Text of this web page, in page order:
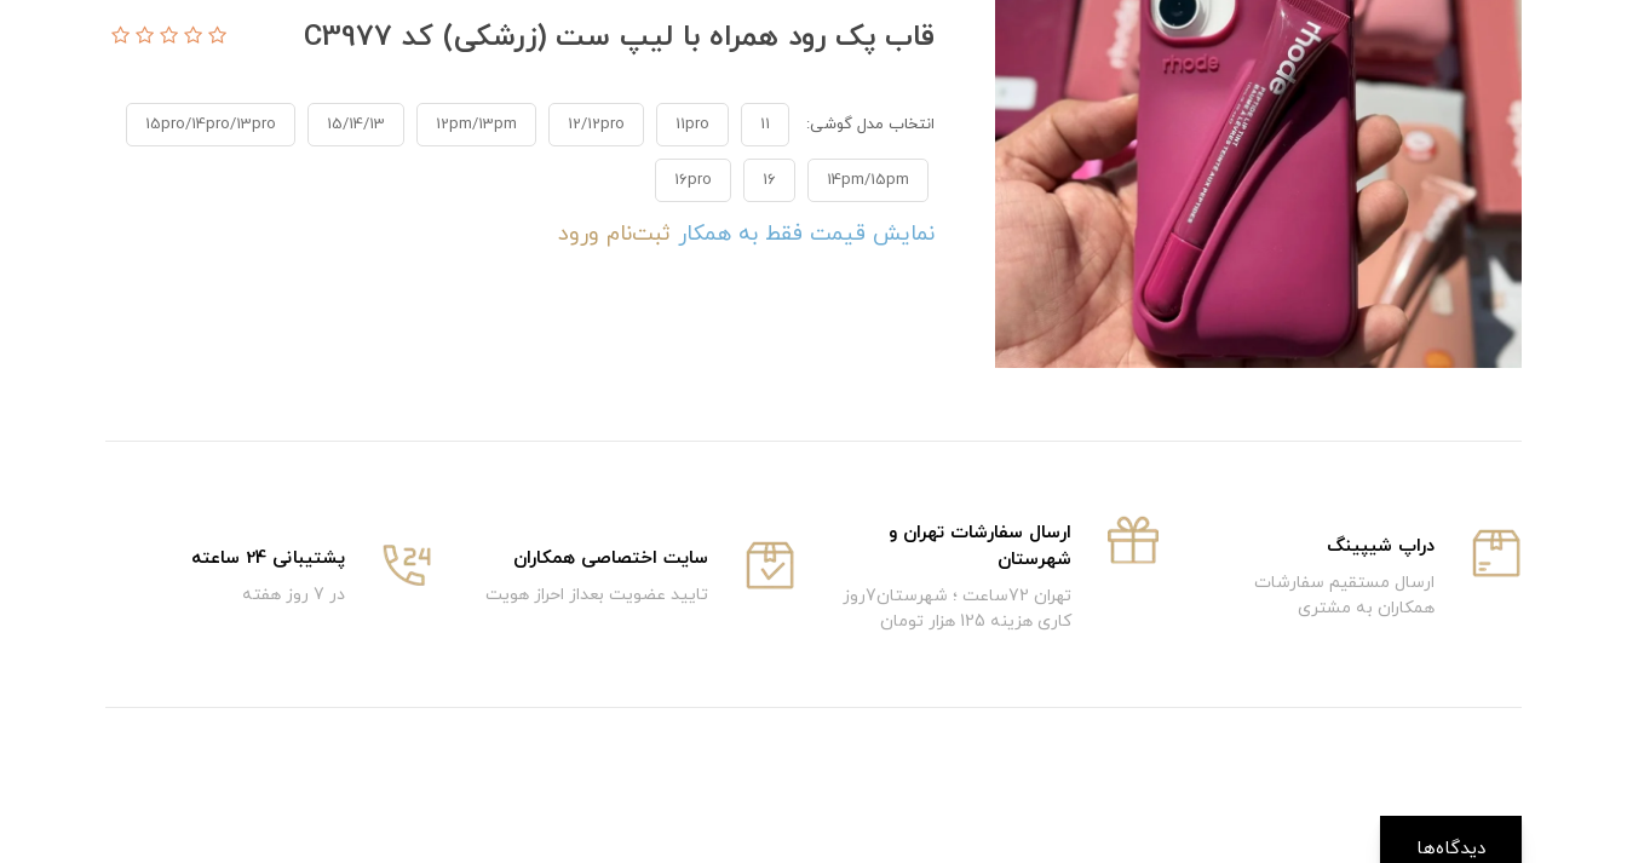
قاب پک رود همراه با لیپ ست (زرشکی) کد C3977
انتخاب مدل گوشی: 11
11pro
12/12pro
12pm/13pm
15/14/13
15pro/14pro/13pro
14pm/15pm
16
16pro
نمایش قیمت فقط به همکار ثبت‌نام ورود
دراپ شیپینگ
ارسال مستقیم سفارشات
همکاران به مشتری
ارسال سفارشات تهران و
شهرستان
تهران 72ساعت ؛ شهرستان7روز
کاری هزینه 125 هزار تومان
سایت اختصاصی همکاران
تایید عضویت بعداز احراز هویت
پشتیبانی 24 ساعته
در 7 روز هفته
دیدگاه‌ها